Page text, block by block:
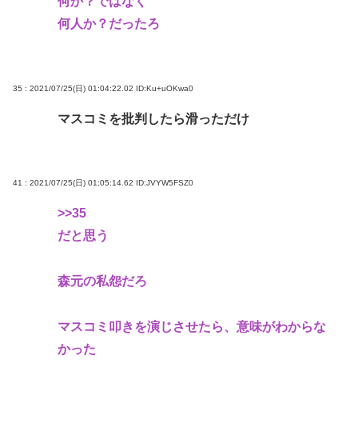
何人か？だったろ
35 : 2021/07/25(日) 01:04:22.02 ID:Ku+uOKwa0
マスコミを批判したら滑っただけ
41 : 2021/07/25(日) 01:05:14.62 ID:JVYW5FSZ0
>>35
だと思う
森元の私怨だろ
マスコミ叩きを演じさせたら、意味がわからな
かった